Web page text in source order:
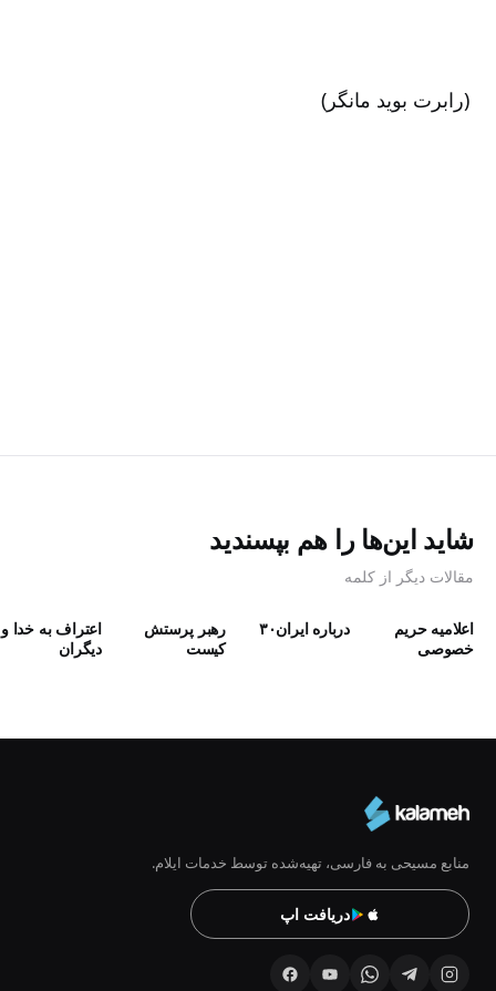
(رابرت بوید مانگر)
شاید این‌ها را هم بپسندید
مقالات دیگر از کلمه
اعلامیه حریم
خصوصی
درباره ایران۳۰
رهبر پرستش
كيست
اعتراف به خدا و
دیگران
منابع مسیحی به فارسی، تهیه‌شده توسط خدمات ایلام.
دریافت اپ